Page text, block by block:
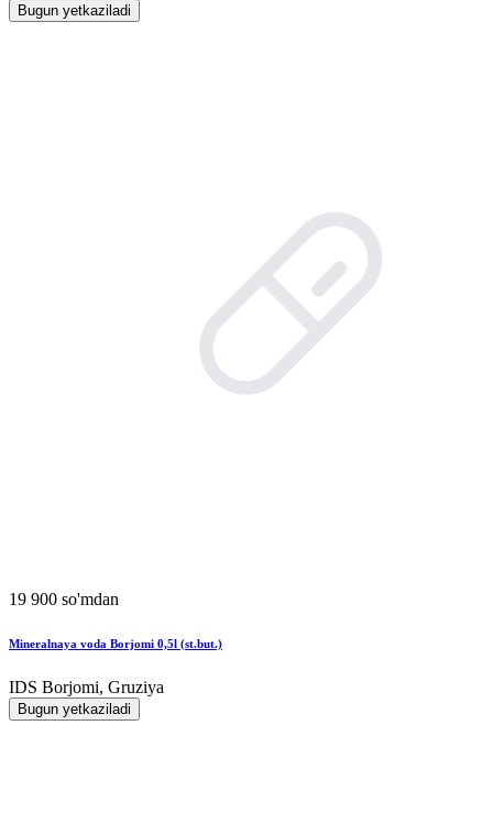
Bugun yetkaziladi
19 900 so'mdan
Mineralnaya voda Borjomi 0,5l (st.but.)
IDS Borjomi, Gruziya
Bugun yetkaziladi